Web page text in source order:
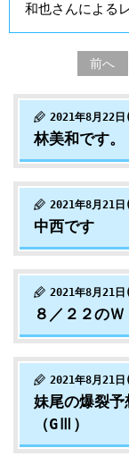
和也さんによる
前へ
2021年8月22
林美和です。
2021年8月21
中西です
2021年8月21
８／２２のＷ
2021年8月21
妹尾の爆裂
（GⅢ）